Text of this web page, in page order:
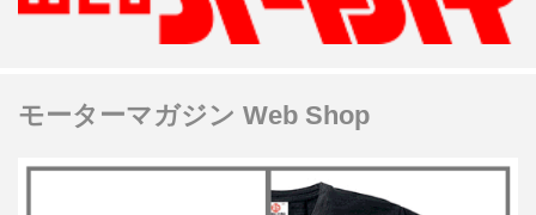
モーターマガジン Web Shop